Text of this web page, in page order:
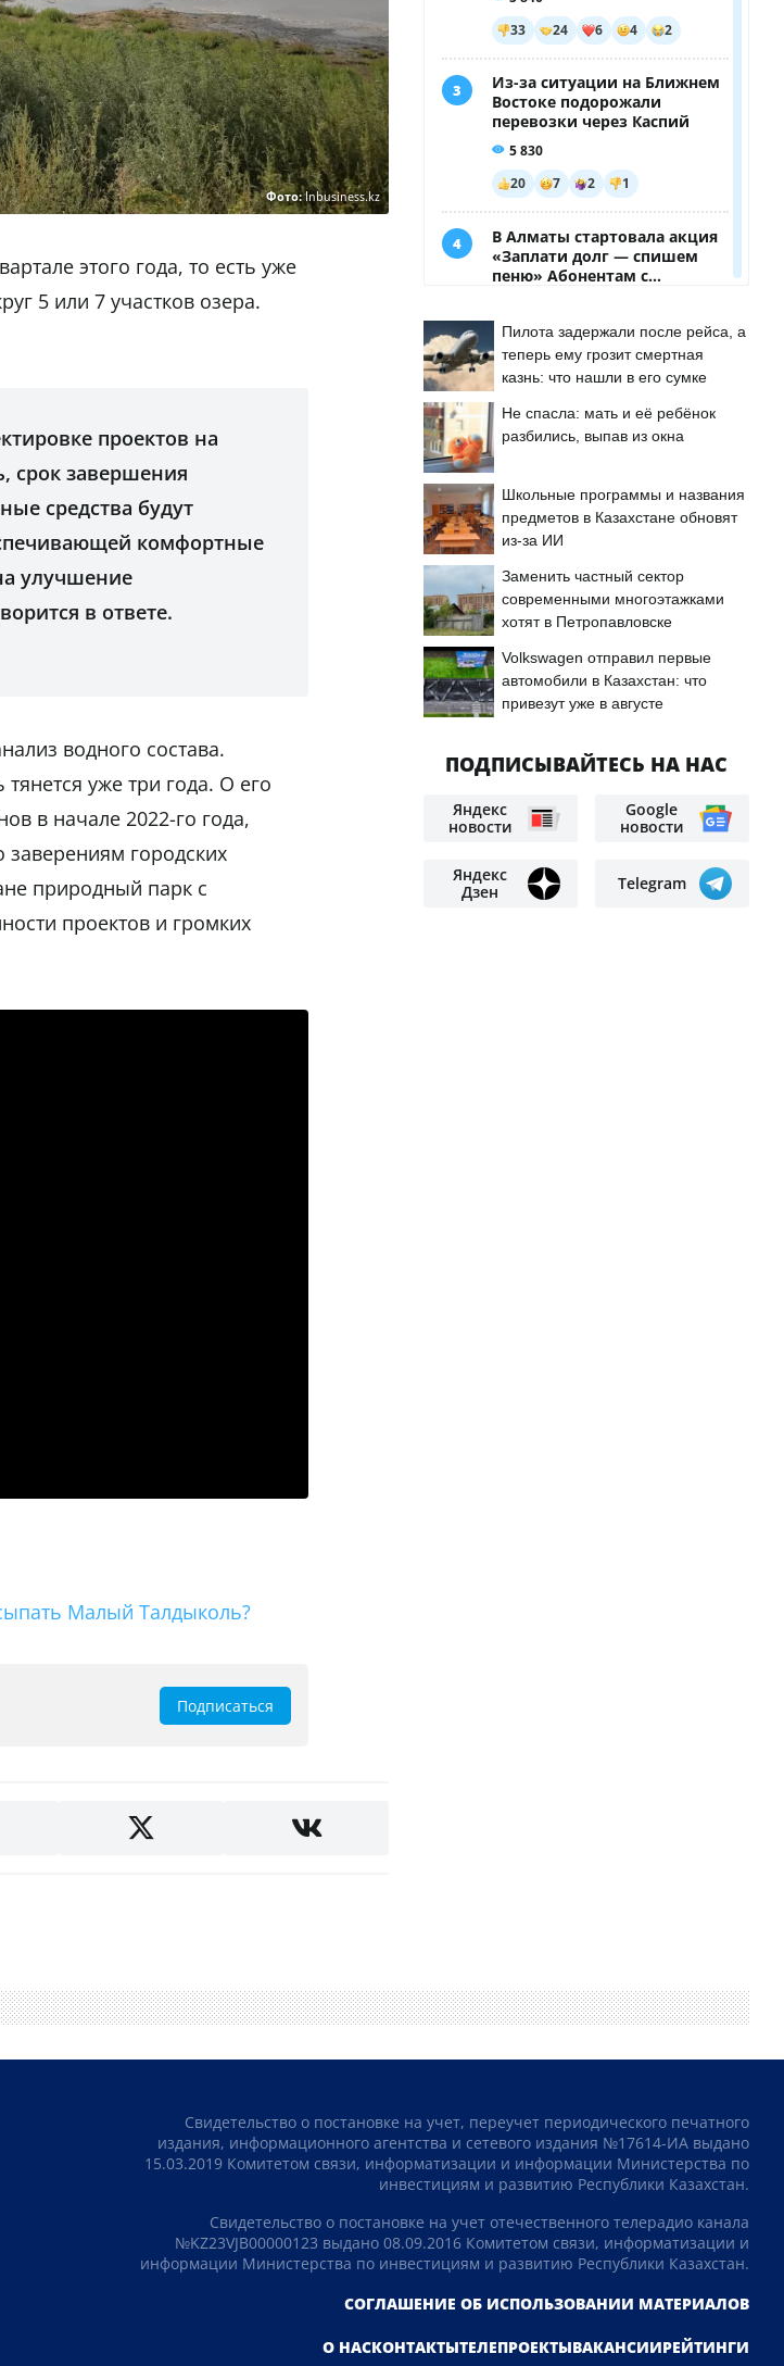
Фото:Inbusiness.kz
этого года, то есть уже
5 или 7 участков озера.
проектов на
срок завершения
средства будут
комфортные
улучшение
в ответе.
водного состава.
уже три года. О его
в начале 2022-го года,
городских
природный парк с
проектов и громких
Малый Талдыколь?
Подписаться
Пилота задержали после рейса, а
теперь ему грозит смертная
казнь: что нашли в его сумке
Не спасла: мать и её ребёнок
разбились, выпав из окна
Школьные программы и названия
предметов в Казахстане обновят
из-за ИИ
Заменить частный сектор
современными многоэтажками
хотят в Петропавловске
Volkswagen отправил первые
автомобили в Казахстан: что
привезут уже в августе
ПОДПИСЫВАЙТЕСЬ НА НАС
Яндекс
новости
Google
новости
Яндекс
Дзен
Telegram
Свидетельство о постановке на учет, переучет периодического печатного
издания, информационного агентства и сетевого издания №17614-ИА выдано
15.03.2019 Комитетом связи, информатизации и информации Министерства по
инвестициям и развитию Республики Казахстан.
Свидетельство о постановке на учет отечественного телерадио канала
№KZ23VJB00000123 выдано 08.09.2016 Комитетом связи, информатизации и
информации Министерства по инвестициям и развитию Республики Казахстан.
СОГЛАШЕНИЕ ОБ ИСПОЛЬЗОВАНИИ МАТЕРИАЛОВ
О НАСКОНТАКТЫТЕЛЕПРОЕКТЫВАКАНСИИРЕЙТИНГИ